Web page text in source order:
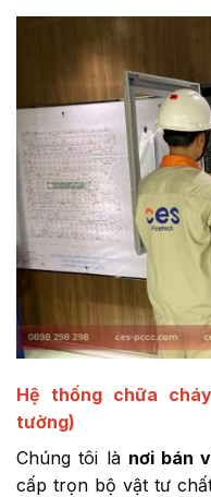
Hệ thống chữa
tường)
Chúng tôi là nơi bán
cấp trọn bộ vật tư